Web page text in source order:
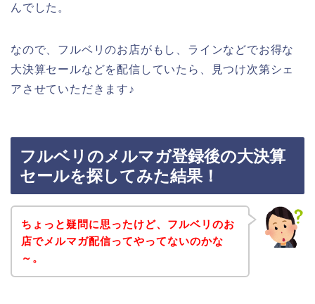
んでした。
なので、フルベリのお店がもし、ラインなどでお得な
大決算セールなどを配信していたら、見つけ次第シェ
アさせていただきます♪
フルベリのメルマガ登録後の大決算
セールを探してみた結果！
ちょっと疑問に思ったけど、フルベリのお
店でメルマガ配信ってやってないのかな
～。